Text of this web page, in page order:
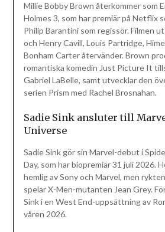
Millie Bobby Brown återkommer som
Holmes 3, som har premiär på Netflix
Philip Barantini som regissör. Filmen
och Henry Cavill, Louis Partridge,
Bonham Carter återvänder. Brown
romantiska komedin Just Picture It
Gabriel LaBelle, samt utvecklar den
serien Prism med Rachel Brosnahan.
Sadie Sink ansluter till
Universe
Sadie Sink gör sin Marvel-debut i
Day, som har biopremiär 31 juli 2026.
hemlig av Sony och Marvel, men
spelar X-Men-mutanten Jean Grey.
Sink i en West End-uppsättning av
våren 2026.